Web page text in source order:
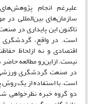
علیرغم انجام
سازمان‌های بین‌المللی
تاکنون این پایداری در
است. در واقع، گردشگری
اقتصادی و نه ازلحاظ
نیست. ازاین‌رو مطالعه
در صنعت گردشگری
است. با استفاده از یک روش